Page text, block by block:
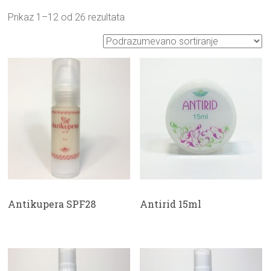
ljubav
Prikaz 1–12 od 26 rezultata
Antikupera SPF28 Antirid 15ml